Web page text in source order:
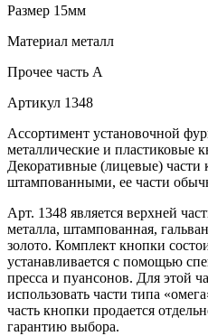
Размер 15мм
Материал металл
Прочее часть A
Артикул 1348
Ассортимент установочной
металлические и пластиковые
Декоративные (лицевые)
штампованными, ее части
Арт. 1348 является верхней
металла, штампованная,
золото. Комплект кнопки
устанавливается с помощью
пресса и пуансонов. Для этой
использовать части типа
часть кнопки продается
гарантию выбора.